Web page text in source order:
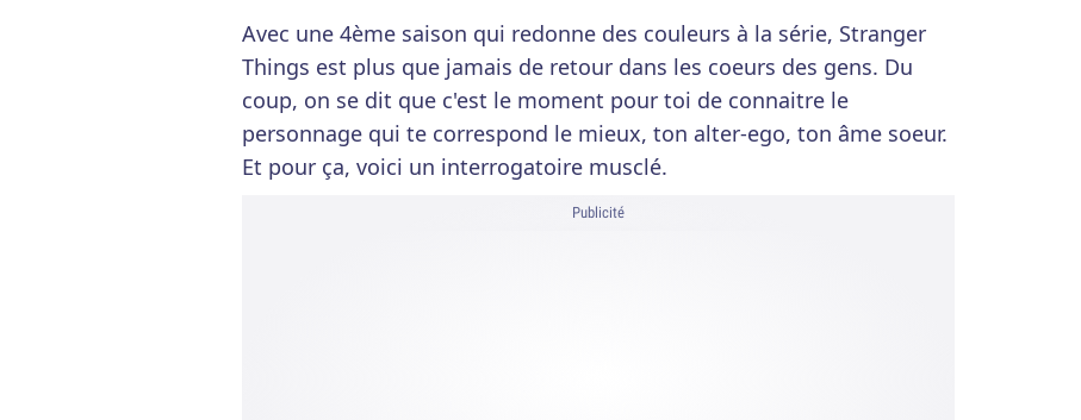
Avec une 4ème saison qui redonne des couleurs à la série, Stranger
Things est plus que jamais de retour dans les coeurs des gens. Du
coup, on se dit que c'est le moment pour toi de connaitre le
personnage qui te correspond le mieux, ton alter-ego, ton âme soeur.
Et pour ça, voici un interrogatoire musclé.
Publicité